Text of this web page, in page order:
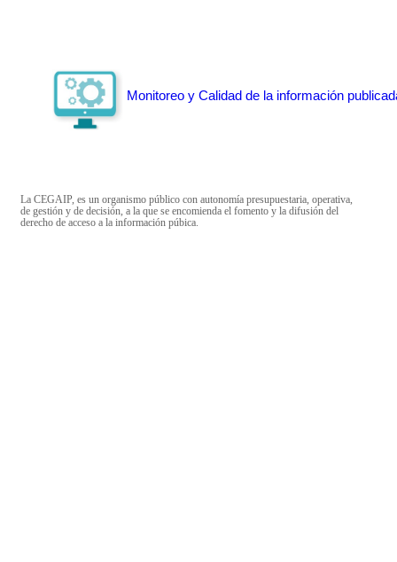
Monitoreo y Calidad de la información
La CEGAIP, es un organismo público con autonomía presupuestaria, operativa,
de gestión y de decisión, a la que se encomienda el fomento y la difusión del
derecho de acceso a la información púbica.